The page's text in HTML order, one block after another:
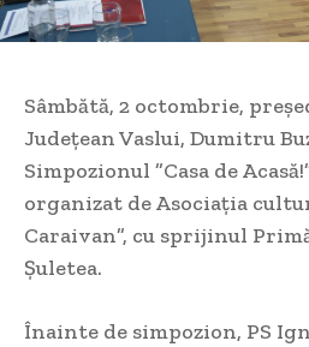
Sâmbătă, 2 octombrie,
Județean Vaslui, Dumitru
Simpozionul ”Casa de
organizat de Asociația
Caraivan”, cu sprijinul
Șuletea.
Înainte de simpozion, PS